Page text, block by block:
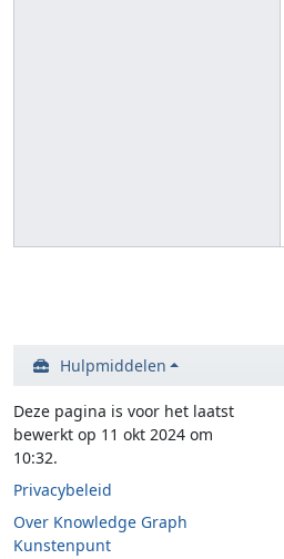
Hulpmiddelen
Deze pagina is voor het laatst
bewerkt op 11 okt 2024 om
10:32.
Privacybeleid
Over Knowledge Graph
Kunstenpunt